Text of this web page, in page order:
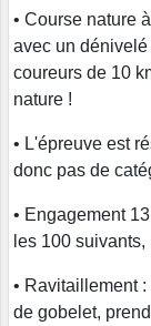
• Course nature
avec un
coureurs de 10
nature !
• L'épreuve est
donc pas de
• Engagement
les 100 suivants,
• Ravitaillement
de gobelet,